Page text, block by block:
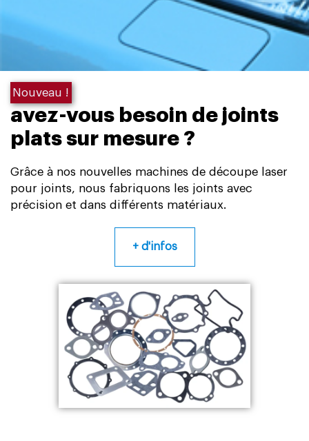
Nouveau !
avez-vous besoin de joints
plats sur mesure ?
Grâce à nos nouvelles machines de découpe laser
pour joints, nous fabriquons les joints avec
précision et dans différents matériaux.
+ d'infos